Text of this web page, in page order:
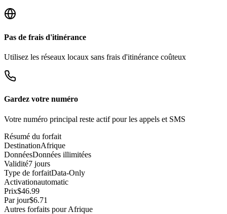
Pas de frais d'itinérance
Utilisez les réseaux locaux sans frais d'itinérance coûteux
Gardez votre numéro
Votre numéro principal reste actif pour les appels et SMS
Résumé du forfait
DestinationAfrique
DonnéesDonnées illimitées
Validité7 jours
Type de forfaitData-Only
Activationautomatic
Prix$46.99
Par jour$6.71
Autres forfaits pour Afrique